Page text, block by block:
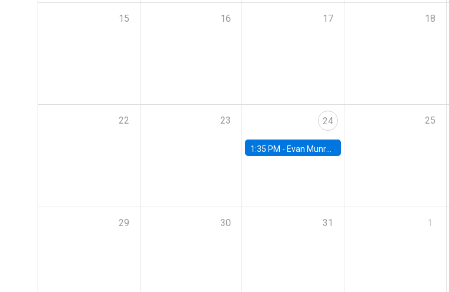
15 16 17 18
22 23 24
1:35 PM - Evan Munro, Neyman Visiting Assistant Professor in the Department of Statistics at UC Berkeley
25
29 30 31 1